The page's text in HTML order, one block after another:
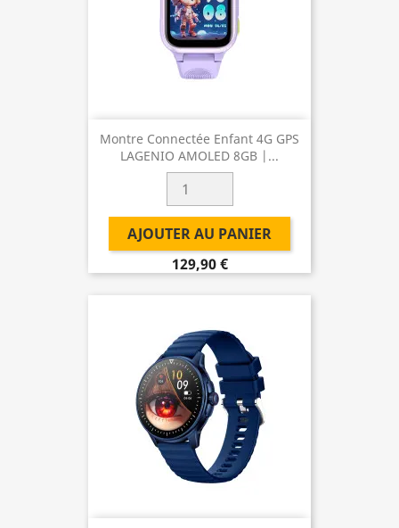
Montre Connectée Enfant 4G GPS
LAGENIO AMOLED 8GB |...
AJOUTER AU PANIER
129,90 €